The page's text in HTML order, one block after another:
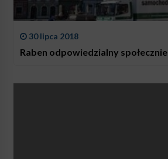
30 lipca 2018
Raben odpowiedzialny społecznie